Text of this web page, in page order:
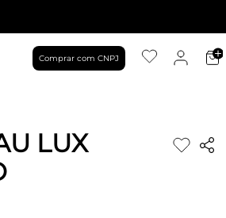
Comprar com CNPJ
LUX